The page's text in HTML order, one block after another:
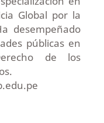
Global por la
desempeñado
públicas en
de los